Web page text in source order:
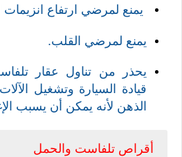
يمنع لمرضي ارتفاع انزيمات
يمنع لمرضي القلب.
يحذر من تناول عقار
قيادة السيارة وتشغيل
الذهن لأنه يمكن أن يسبب
أقراص تلفاست والحمل